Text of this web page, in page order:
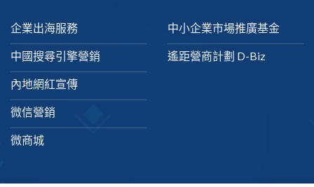
企業出海服務
中國搜尋引擎營銷
內地網紅宣傳
微信營銷
微商城
中小企業市場推廣基金
遙距營商計劃 D-Biz